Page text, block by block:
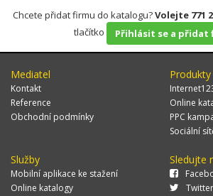
Chcete přidat firmu do katalogu?Volejte 771
tlačítko
Přihlásit se a přidat
Mediatel
Kontakt
Reference
Obchodní podmínky
Produkty
Online
PPC
Sociální
Služby
Mobilní aplikace ke stažení
Online katalogy
Sledujte
Twitter